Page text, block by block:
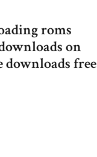
roms
on
free